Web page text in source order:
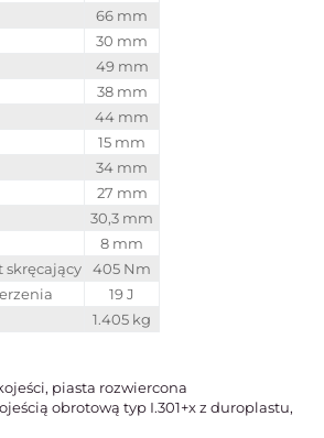
66 mm
30 mm
49 mm
38 mm
44 mm
15 mm
34 mm
27 mm
30,3 mm
8 mm
skręcający
405 Nm
19 J
1.405 kg
piasta rozwiercona
obrotową typ I.301+x z duroplastu,